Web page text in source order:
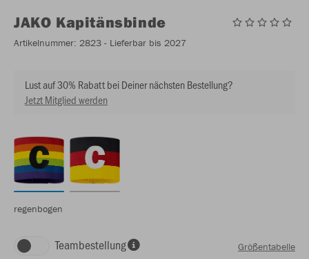
JAKO Kapitänsbinde
Artikelnummer: 2823 - Lieferbar bis 2027
Lust auf 30% Rabatt bei Deiner nächsten Bestellung?
Jetzt Mitglied werden
regenbogen
Teambestellung Größentabelle